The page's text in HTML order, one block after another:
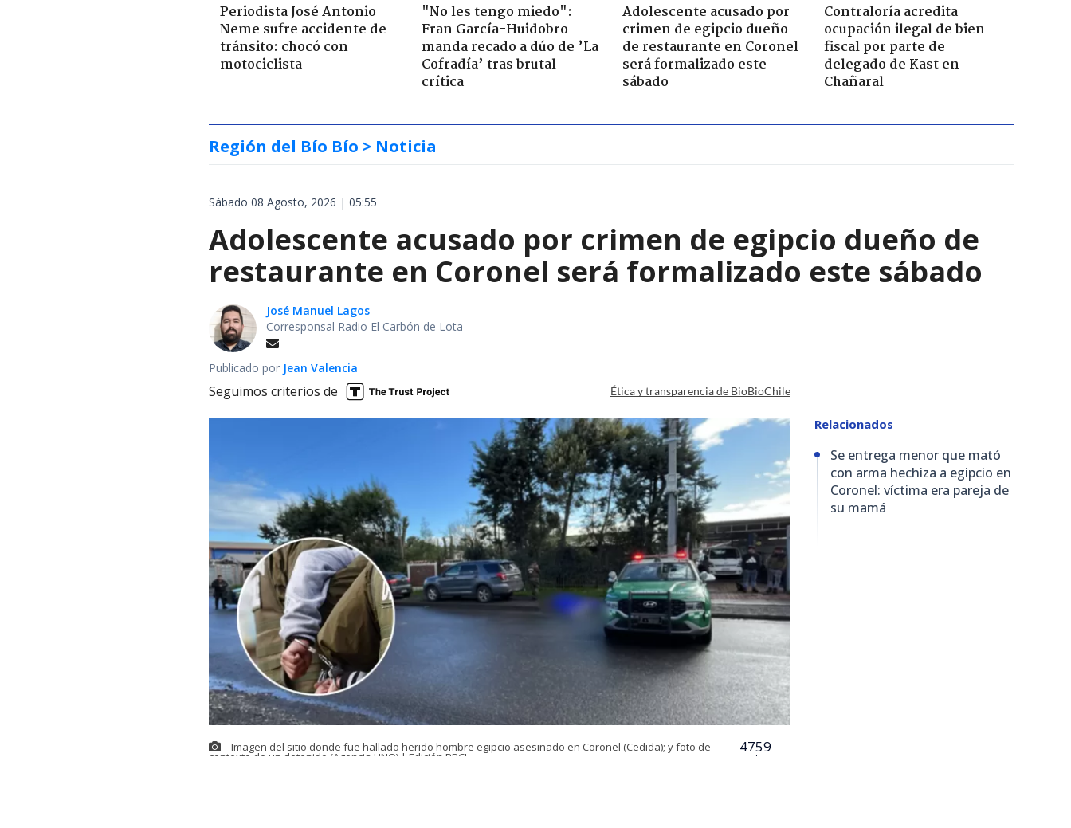
Periodista José Antonio
Neme sufre accidente de
tránsito: chocó con
motociclista
"No les tengo miedo":
Fran García-Huidobro
manda recado a dúo de ’La
Cofradía’ tras brutal
crítica
Adolescente acusado por
crimen de egipcio dueño
de restaurante en Coronel
será formalizado este
sábado
Contraloría acredita
ocupación ilegal de bien
fiscal por parte de
delegado de Kast en
Chañaral
Región del Bío Bío > Noticia
Sábado 08 Agosto, 2026 | 05:55
Adolescente acusado por crimen de egipcio dueño de
restaurante en Coronel será formalizado este sábado
José Manuel Lagos
Corresponsal Radio El Carbón de Lota
Publicado por Jean Valencia
Seguimos criterios de Ética y transparencia de BioBioChile
Imagen del sitio donde fue hallado herido hombre egipcio asesinado en Coronel (Cedida); y foto de
contexto de un detenido (Agencia UNO) | Edición BBCL
4759
visitas
Relacionados
Se entrega menor que mató
con arma hechiza a egipcio en
Coronel: víctima era pareja de
su mamá